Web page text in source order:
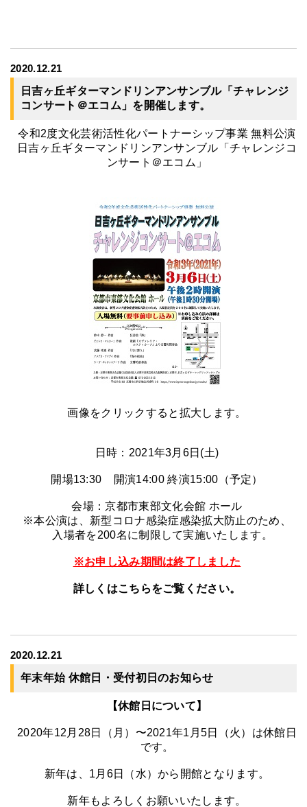
2020.12.21
日吉ヶ丘ギターマンドリンアンサンブル「チャレンジ
コンサート＠エコム」を開催します。
令和2度文化芸術活性化パートナーシップ事業 無料公演
日吉ヶ丘ギターマンドリンアンサンブル「チャレンジコ
ンサート＠エコム」
画像をクリックすると拡大します。
日時：2021年3月6日(土)
開場13:30 開演14:00 終演15:00（予定）
会場：京都市東部文化会館 ホール
※本公演は、新型コロナ感染症感染拡大防止のため、
入場者を200名に制限して実施いたします。
※お申し込み期間は終了しました
詳しくはこちらをご覧ください。
2020.12.21
年末年始 休館日・受付初日のお知らせ
【休館日について】
2020年12月28日（月）〜2021年1月5日（火）は休館日
です。
新年は、1月6日（水）から開館となります。
新年もよろしくお願いいたします。